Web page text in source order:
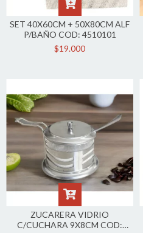
SET 40X60CM + 50X80CM ALF
P/BAÑO COD: 4510101
$19.000
ZUCARERA VIDRIO
C/CUCHARA 9X8CM COD: